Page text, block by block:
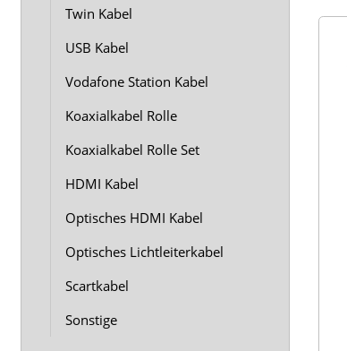
Twin Kabel
USB Kabel
Vodafone Station Kabel
Koaxialkabel Rolle
Koaxialkabel Rolle Set
HDMI Kabel
Optisches HDMI Kabel
Optisches Lichtleiterkabel
Scartkabel
Sonstige